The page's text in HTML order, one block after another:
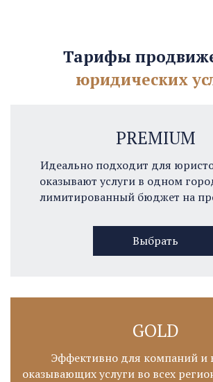
Тарифы
юридических
PREMIUM
Идеально подходит для
оказывают услуги в одном
лимитированный бюджет на
Выбрать
GOLD
Эффективно для компаний и
оказывающих услуги во всех